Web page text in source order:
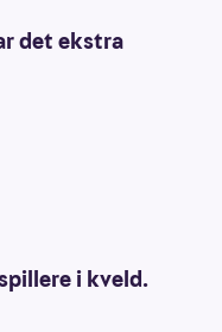
det ekstra
i kveld.